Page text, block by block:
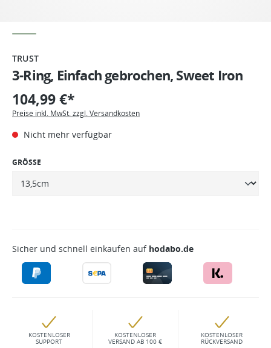
TRUST
3-Ring, Einfach gebrochen, Sweet Iron
104,99 €*
Preise inkl. MwSt. zzgl. Versandkosten
Nicht mehr verfügbar
GRÖSSE
Sicher und schnell einkaufen auf hodabo.de
KOSTENLOSER
SUPPORT
KOSTENLOSER
VERSAND AB 100 €
KOSTENLOSER
RÜCKVERSAND